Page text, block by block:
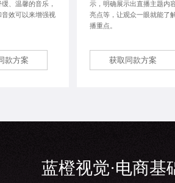
、温馨的音乐，
效可以来增强视
款方案
示，明确展示出直播主题内
亮点等，让观众一眼就能了
播重点。
获取同款方案
蓝橙视觉·电商基